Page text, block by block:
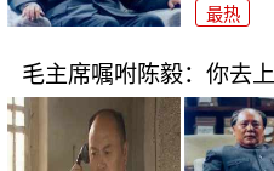
最热
毛主席嘱咐陈毅：你去